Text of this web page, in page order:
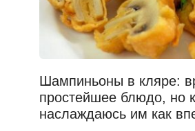
Шампиньоны в кляре:
простейшее блюдо, но
наслаждаюсь им как